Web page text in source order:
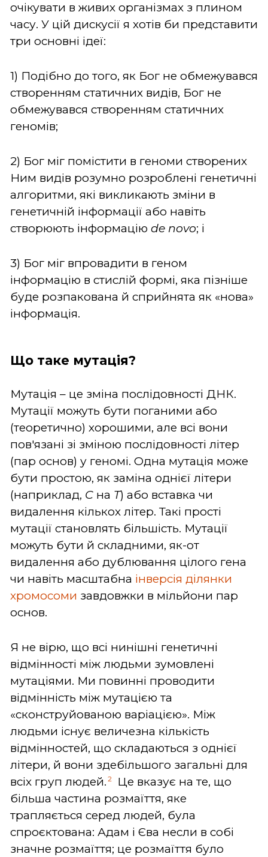
очікувати в живих організмах з плином
часу. У цій дискусії я хотів би представити
три основні ідеї:
1) Подібно до того, як Бог не обмежувався
створенням статичних видів, Бог не
обмежувався створенням статичних
геномів;
2) Бог міг помістити в геноми створених
Ним видів розумно розроблені генетичні
алгоритми, які викликають зміни в
генетичній інформації або навіть
створюють інформацію de novo; і
3) Бог міг впровадити в геном
інформацію в стислій формі, яка пізніше
буде розпакована й сприйнята як «нова»
інформація.
Що таке мутація?
Мутація – це зміна послідовності ДНК.
Мутації можуть бути поганими або
(теоретично) хорошими, але всі вони
пов'язані зі зміною послідовності літер
(пар основ) у геномі. Одна мутація може
бути простою, як заміна однієї літери
(наприклад, C на T) або вставка чи
видалення кількох літер. Такі прості
мутації становлять більшість. Мутації
можуть бути й складними, як-от
видалення або дублювання цілого гена
чи навіть масштабна інверсія ділянки
хромосоми завдовжки в мільйони пар
основ.
Я не вірю, що всі нинішні генетичні
відмінності між людьми зумовлені
мутаціями. Ми повинні проводити
відмінність між мутацією та
«сконструйованою варіацією». Між
людьми існує величезна кількість
відмінностей, що складаються з однієї
літери, й вони здебільшого загальні для
всіх груп людей. 2
Це вказує на те, що
більша частина розмаїття, яке
трапляється серед людей, була
спроєктована: Адам і Єва несли в собі
значне розмаїття; це розмаїття було